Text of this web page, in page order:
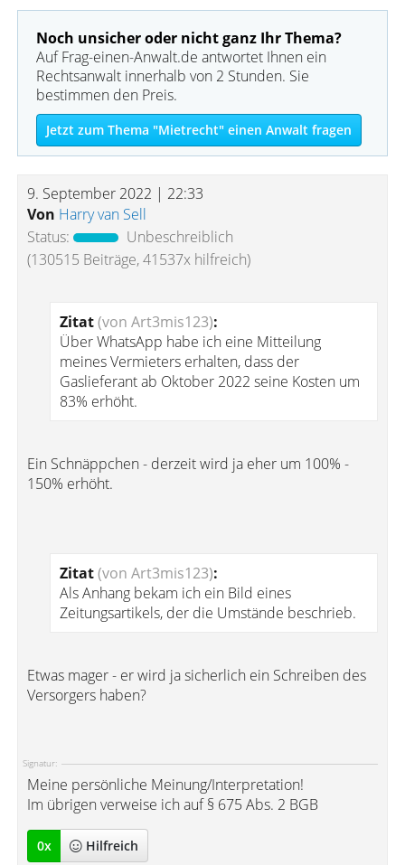
Noch unsicher oder nicht ganz Ihr Thema?
Auf Frag-einen-Anwalt.de antwortet Ihnen ein
Rechtsanwalt innerhalb von 2 Stunden. Sie
bestimmen den Preis.
Jetzt zum Thema "Mietrecht" einen Anwalt fragen
9. September 2022 | 22:33
Von Harry van Sell
Status:
Unbeschreiblich
(130515 Beiträge, 41537x hilfreich)
Zitat(von Art3mis123):
Über WhatsApp habe ich eine Mitteilung
meines Vermieters erhalten, dass der
Gaslieferant ab Oktober 2022 seine Kosten um
83% erhöht.
Ein Schnäppchen - derzeit wird ja eher um 100% -
150% erhöht.
Zitat(von Art3mis123):
Als Anhang bekam ich ein Bild eines
Zeitungsartikels, der die Umstände beschrieb.
Etwas mager - er wird ja sicherlich ein Schreiben des
Versorgers haben?
Signatur:
Meine persönliche Meinung/Interpretation!
Im übrigen verweise ich auf § 675 Abs. 2 BGB
0x Hilfreich